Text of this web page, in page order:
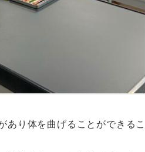
あり体を曲げることができるこ